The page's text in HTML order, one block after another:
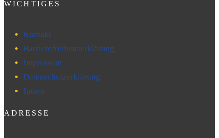
WICHTIGES
Kontakt
Barrierefreiheitserklärung
Impressum
Datenschutzerklärung
Intern
ADRESSE